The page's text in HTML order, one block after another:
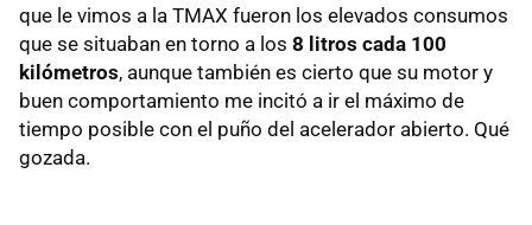
que le vimos a la TMAX fueron los elevados consumos
que se situaban en torno a los 8 litros cada 100
kilómetros, aunque también es cierto que su motor y
buen comportamiento me incitó a ir el máximo de
tiempo posible con el puño del acelerador abierto. Qué
gozada.